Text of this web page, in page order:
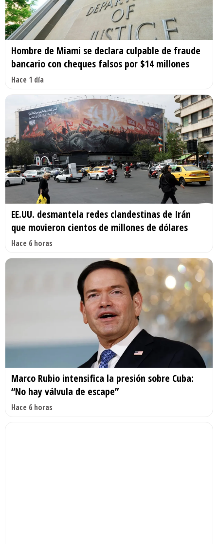
Hombre de Miami se declara culpable de fraude
bancario con cheques falsos por $14 millones
Hace 1 día
EE.UU. desmantela redes clandestinas de Irán
que movieron cientos de millones de dólares
Hace 6 horas
Marco Rubio intensifica la presión sobre Cuba:
“No hay válvula de escape”
Hace 6 horas